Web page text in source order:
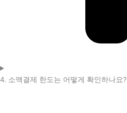
4. 소액결제 한도는 어떻게 확인하나요?